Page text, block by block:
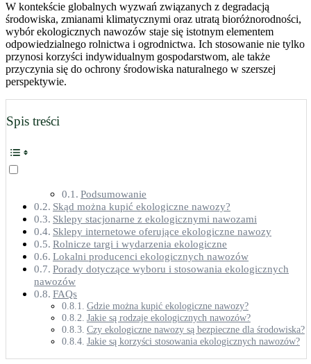
W kontekście globalnych wyzwań związanych z degradacją
środowiska, zmianami klimatycznymi oraz utratą bioróżnorodności,
wybór ekologicznych nawozów staje się istotnym elementem
odpowiedzialnego rolnictwa i ogrodnictwa. Ich stosowanie nie tylko
przynosi korzyści indywidualnym gospodarstwom, ale także
przyczynia się do ochrony środowiska naturalnego w szerszej
perspektywie.
Spis treści
Podsumowanie
Skąd można kupić ekologiczne nawozy?
Sklepy stacjonarne z ekologicznymi nawozami
Sklepy internetowe oferujące ekologiczne nawozy
Rolnicze targi i wydarzenia ekologiczne
Lokalni producenci ekologicznych nawozów
Porady dotyczące wyboru i stosowania ekologicznych
nawozów
FAQs
Gdzie można kupić ekologiczne nawozy?
Jakie są rodzaje ekologicznych nawozów?
Czy ekologiczne nawozy są bezpieczne dla środowiska?
Jakie są korzyści stosowania ekologicznych nawozów?